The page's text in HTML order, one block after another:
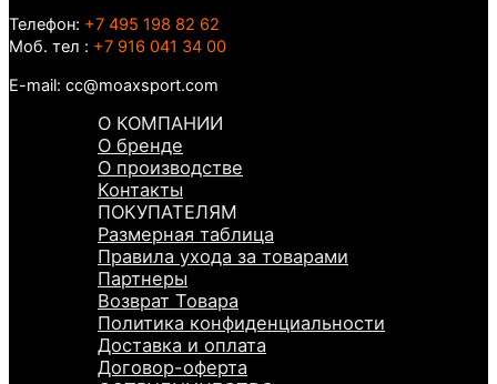
Телефон: +7 495 198 82 62
Моб. тел : +7 916 041 34 00
E-mail: cc@moaxsport.com
О КОМПАНИИ
О бренде
О производстве
Контакты
ПОКУПАТЕЛЯМ
Размерная таблица
Правила ухода за товарами
Партнеры
Возврат Товара
Политика конфиденциальности
Доставка и оплата
Договор-оферта